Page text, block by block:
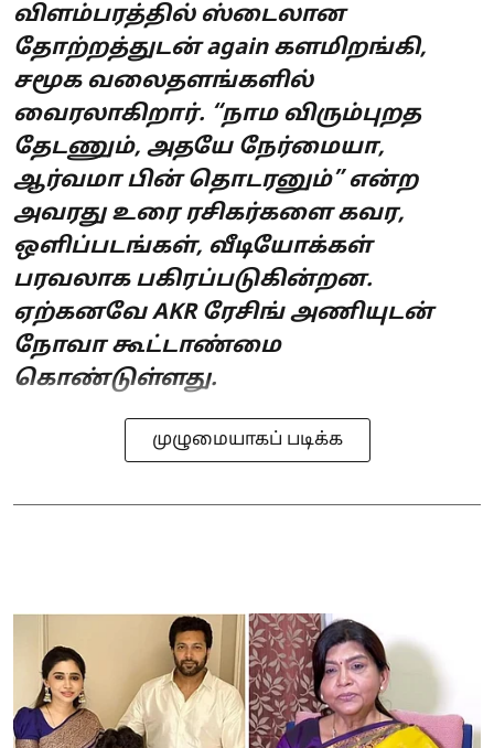
விளம்பரத்தில் ஸ்டைலான
தோற்றத்துடன் again களமிறங்கி,
சமூக வலைதளங்களில்
வைரலாகிறார். “நாம விரும்புறத
தேடணும், அதயே நேர்மையா,
ஆர்வமா பின் தொடரனும்” என்ற
அவரது உரை ரசிகர்களை கவர,
ஒளிப்படங்கள், வீடியோக்கள்
பரவலாக பகிரப்படுகின்றன.
ஏற்கனவே AKR ரேசிங் அணியுடன்
நோவா கூட்டாண்மை
கொண்டுள்ளது.
முழுமையாகப் படிக்க